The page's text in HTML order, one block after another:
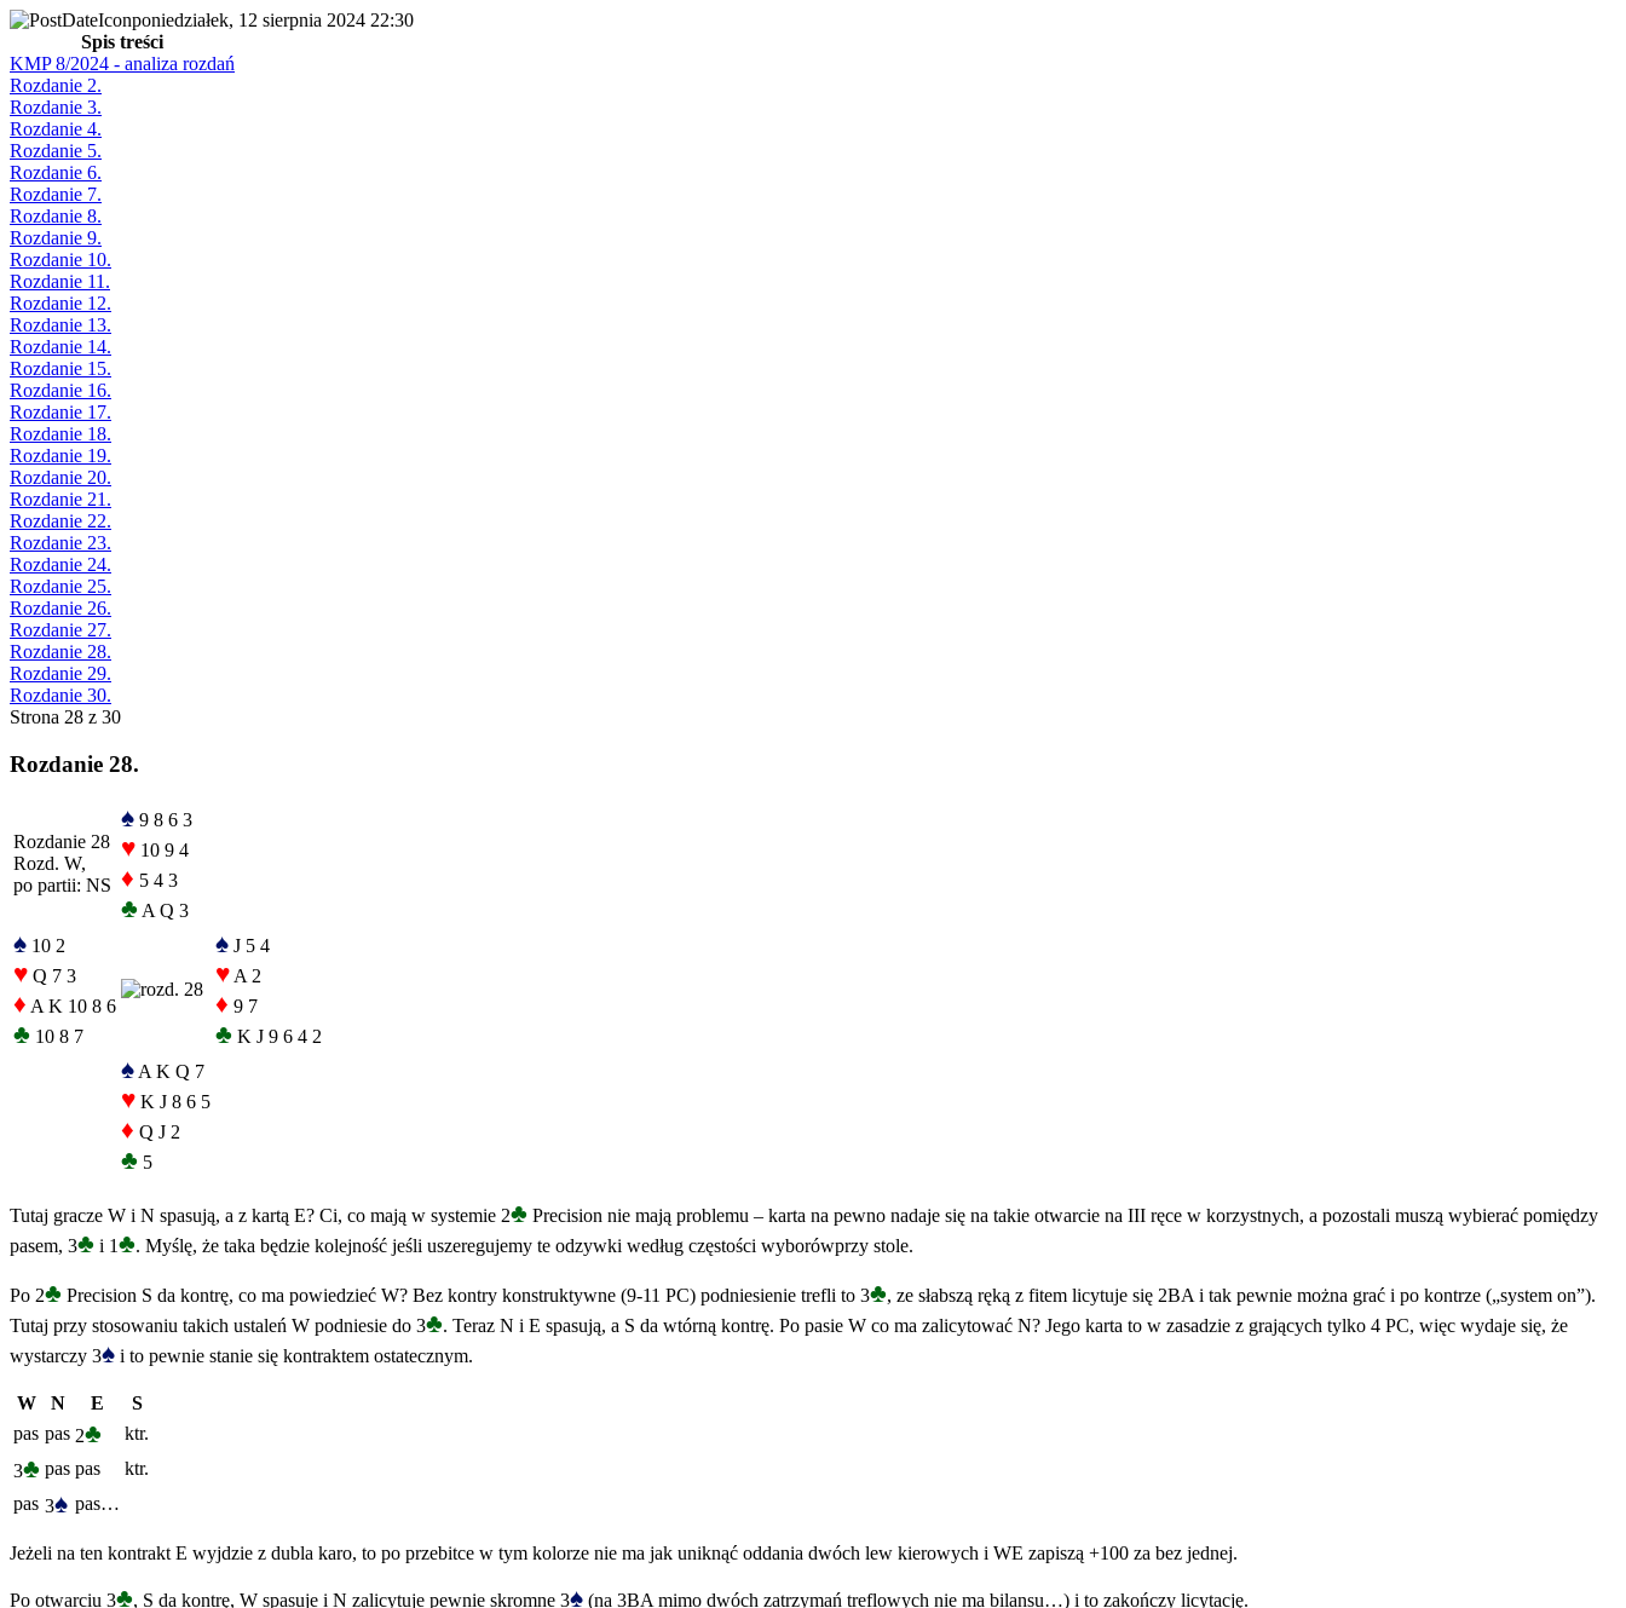
poniedziałek, 12 sierpnia 2024 22:30
Spis treści
KMP 8/2024 - analiza rozdań
Rozdanie 2.
Rozdanie 3.
Rozdanie 4.
Rozdanie 5.
Rozdanie 6.
Rozdanie 7.
Rozdanie 8.
Rozdanie 9.
Rozdanie 10.
Rozdanie 11.
Rozdanie 12.
Rozdanie 13.
Rozdanie 14.
Rozdanie 15.
Rozdanie 16.
Rozdanie 17.
Rozdanie 18.
Rozdanie 19.
Rozdanie 20.
Rozdanie 21.
Rozdanie 22.
Rozdanie 23.
Rozdanie 24.
Rozdanie 25.
Rozdanie 26.
Rozdanie 27.
Rozdanie 28.
Rozdanie 29.
Rozdanie 30.
Strona 28 z 30
Rozdanie 28.
Rozdanie 28
Rozd. W,
po partii: NS
♠ 9 8 6 3
♥ 10 9 4
♦ 5 4 3
♣ A Q 3
♠ 10 2
♥ Q 7 3
♦ A K 10 8 6
♣ 10 8 7
♠ J 5 4
♥ A 2
♦ 9 7
♣ K J 9 6 4 2
♠ A K Q 7
♥ K J 8 6 5
♦ Q J 2
♣ 5
Tutaj gracze W i N spasują, a z kartą E? Ci, co mają w systemie 2♣ Precision nie mają problemu – karta na pewno nadaje się na takie otwarcie na III ręce w korzystnych, a pozostali muszą wybierać pomiędzy
pasem, 3♣ i 1♣. Myślę, że taka będzie kolejność jeśli uszeregujemy te odzywki według częstości wyborówprzy stole.
Po 2♣ Precision S da kontrę, co ma powiedzieć W? Bez kontry konstruktywne (9-11 PC) podniesienie trefli to 3♣, ze słabszą ręką z fitem licytuje się 2BA i tak pewnie można grać i po kontrze („system on”).
Tutaj przy stosowaniu takich ustaleń W podniesie do 3♣. Teraz N i E spasują, a S da wtórną kontrę. Po pasie W co ma zalicytować N? Jego karta to w zasadzie z grających tylko 4 PC, więc wydaje się, że
wystarczy 3♠ i to pewnie stanie się kontraktem ostatecznym.
W N E
S
pas pas 2♣
ktr.
3♣ pas pas
ktr.
pas 3♠ pas…
Jeżeli na ten kontrakt E wyjdzie z dubla karo, to po przebitce w tym kolorze nie ma jak uniknąć oddania dwóch lew kierowych i WE zapiszą +100 za bez jednej.
Po otwarciu 3♣, S da kontrę, W spasuje i N zalicytuje pewnie skromne 3♠ (na 3BA mimo dwóch zatrzymań treflowych nie ma bilansu…) i to zakończy licytację.